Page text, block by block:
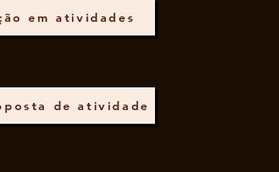
em atividades
de atividade